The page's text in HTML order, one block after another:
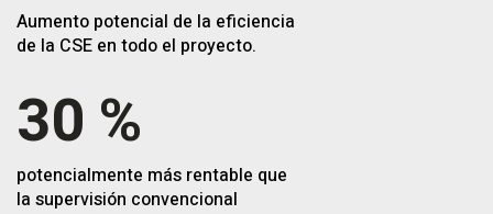
Aumento potencial de la eficiencia
de la CSE en todo el proyecto.
30 %
potencialmente más rentable que
la supervisión convencional